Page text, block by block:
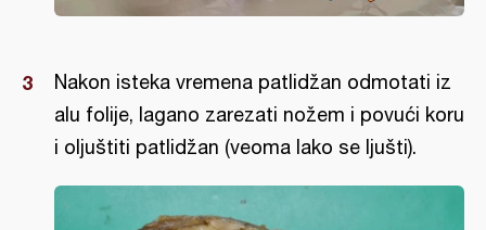
Nakon isteka vremena patlidžan odmotati iz
alu folije, lagano zarezati nožem i povući koru
i oljuštiti patlidžan (veoma lako se ljušti).